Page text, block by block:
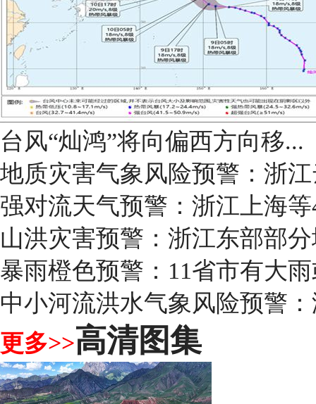
台风“灿鸿”将向偏西方向移...
地质灾害气象风险预警：浙
强对流天气预警：浙江上海
山洪灾害预警：浙江东部部
暴雨橙色预警：11省市有大
中小河流洪水气象风险预警
更多>>高清图集